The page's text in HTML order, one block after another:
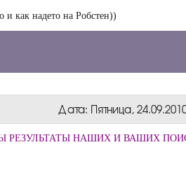
и как надето на Робстен))
Дата: Пятница,
РЕЗУЛЬТАТЫ НАШИХ И ВАШИХ